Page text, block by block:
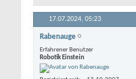
17.07.2024, 05:23
Rabenauge
Erfahrener Benutzer
Robotik Einstein